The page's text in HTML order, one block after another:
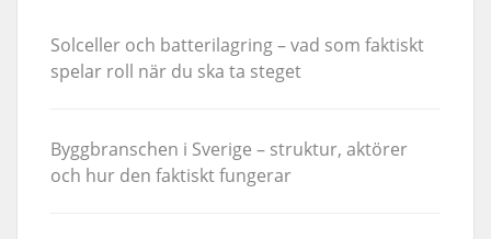
Solceller och batterilagring – vad som faktiskt
spelar roll när du ska ta steget
Byggbranschen i Sverige – struktur, aktörer
och hur den faktiskt fungerar